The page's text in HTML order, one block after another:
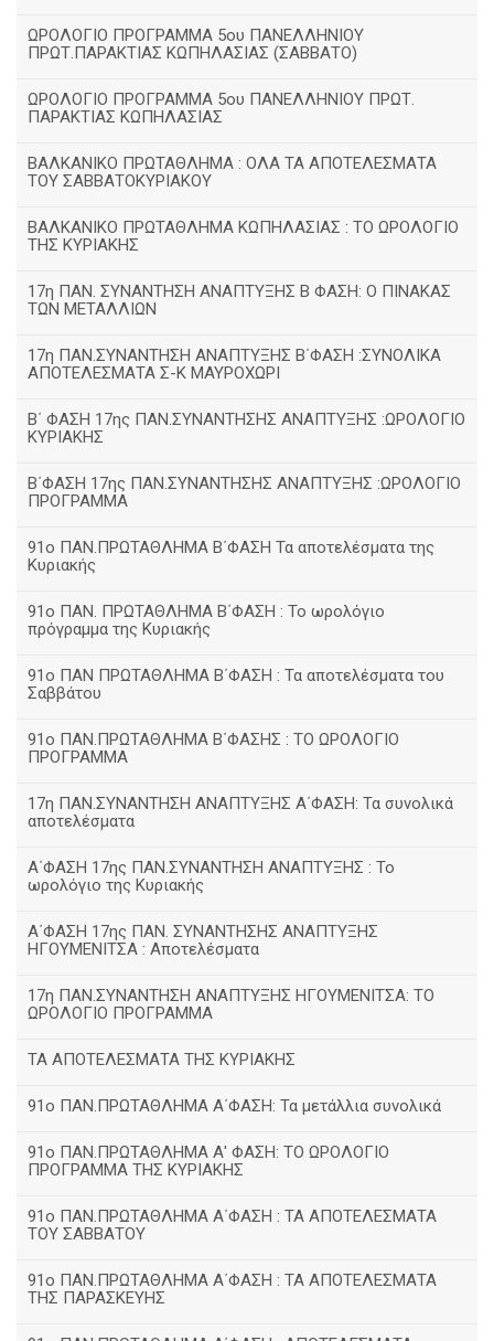
ΩΡΟΛΟΓΙΟ ΠΡΟΓΡΑΜΜΑ 5ου ΠΑΝΕΛΛΗΝΙΟΥ
ΠΡΩΤ.ΠΑΡΑΚΤΙΑΣ ΚΩΠΗΛΑΣΙΑΣ (ΣΑΒΒΑΤΟ)
ΩΡΟΛΟΓΙΟ ΠΡΟΓΡΑΜΜΑ 5ου ΠΑΝΕΛΛΗΝΙΟΥ ΠΡΩΤ.
ΠΑΡΑΚΤΙΑΣ ΚΩΠΗΛΑΣΙΑΣ
ΒΑΛΚΑΝΙΚΟ ΠΡΩΤΑΘΛΗΜΑ : ΟΛΑ ΤΑ ΑΠΟΤΕΛΕΣΜΑΤΑ
ΤΟΥ ΣΑΒΒΑΤΟΚΥΡΙΑΚΟΥ
ΒΑΛΚΑΝΙΚΟ ΠΡΩΤΑΘΛΗΜΑ ΚΩΠΗΛΑΣΙΑΣ : ΤΟ ΩΡΟΛΟΓΙΟ
ΤΗΣ ΚΥΡΙΑΚΗΣ
17η ΠΑΝ. ΣΥΝΑΝΤΗΣΗ ΑΝΑΠΤΥΞΗΣ Β ΦΑΣΗ: Ο ΠΙΝΑΚΑΣ
ΤΩΝ ΜΕΤΑΛΛΙΩΝ
17η ΠΑΝ.ΣΥΝΑΝΤΗΣΗ ΑΝΑΠΤΥΞΗΣ Β΄ΦΑΣΗ :ΣΥΝΟΛΙΚΑ
ΑΠΟΤΕΛΕΣΜΑΤΑ Σ-Κ ΜΑΥΡΟΧΩΡΙ
B΄ ΦΑΣΗ 17ης ΠΑΝ.ΣΥΝΑΝΤΗΣΗΣ ΑΝΑΠΤΥΞΗΣ :ΩΡΟΛΟΓΙΟ
ΚΥΡΙΑΚΗΣ
Β΄ΦΑΣΗ 17ης ΠΑΝ.ΣΥΝΑΝΤΗΣΗΣ ΑΝΑΠΤΥΞΗΣ :ΩΡΟΛΟΓΙΟ
ΠΡΟΓΡΑΜΜΑ
91ο ΠΑΝ.ΠΡΩΤΑΘΛΗΜΑ Β΄ΦΑΣΗ Τα αποτελέσματα της
Κυριακής
91ο ΠΑΝ. ΠΡΩΤΑΘΛΗΜΑ Β΄ΦΑΣΗ : Το ωρολόγιο
πρόγραμμα της Κυριακής
91ο ΠΑΝ ΠΡΩΤΑΘΛΗΜΑ Β΄ΦΑΣΗ : Τα αποτελέσματα του
Σαββάτου
91ο ΠΑΝ.ΠΡΩΤΑΘΛΗΜΑ Β΄ΦΑΣΗΣ : ΤΟ ΩΡΟΛΟΓΙΟ
ΠΡΟΓΡΑΜΜΑ
17η ΠΑΝ.ΣΥΝΑΝΤΗΣΗ ΑΝΑΠΤΥΞΗΣ Α΄ΦΑΣΗ: Τα συνολικά
αποτελέσματα
Α΄ΦΑΣΗ 17ης ΠΑΝ.ΣΥΝΑΝΤΗΣΗ ΑΝΑΠΤΥΞΗΣ : Το
ωρολόγιο της Κυριακής
Α΄ΦΑΣΗ 17ης ΠΑΝ. ΣΥΝΑΝΤΗΣΗΣ ΑΝΑΠΤΥΞΗΣ
ΗΓΟΥΜΕΝΙΤΣΑ : Αποτελέσματα
17η ΠΑΝ.ΣΥΝΑΝΤΗΣΗ ΑΝΑΠΤΥΞΗΣ ΗΓΟΥΜΕΝΙΤΣΑ: ΤΟ
ΩΡΟΛΟΓΙΟ ΠΡΟΓΡΑΜΜΑ
ΤΑ ΑΠΟΤΕΛΕΣΜΑΤΑ ΤΗΣ ΚΥΡΙΑΚΗΣ
91ο ΠΑΝ.ΠΡΩΤΑΘΛΗΜΑ Α΄ΦΑΣΗ: Τα μετάλλια συνολικά
91ο ΠΑΝ.ΠΡΩΤΑΘΛΗΜΑ Α' ΦΑΣΗ: ΤΟ ΩΡΟΛΟΓΙΟ
ΠΡΟΓΡΑΜΜΑ ΤΗΣ ΚΥΡΙΑΚΗΣ
91ο ΠΑΝ.ΠΡΩΤΑΘΛΗΜΑ Α΄ΦΑΣΗ : ΤΑ ΑΠΟΤΕΛΕΣΜΑΤΑ
ΤΟΥ ΣΑΒΒΑΤΟΥ
91ο ΠΑΝ.ΠΡΩΤΑΘΛΗΜΑ Α΄ΦΑΣΗ : ΤΑ ΑΠΟΤΕΛΕΣΜΑΤΑ
ΤΗΣ ΠΑΡΑΣΚΕΥΗΣ